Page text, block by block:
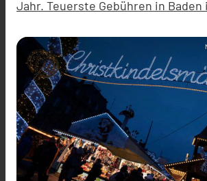
Jahr. Teuerste Gebühren in Baden